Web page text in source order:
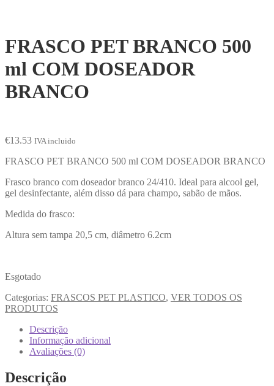
FRASCO PET BRANCO 500
ml COM DOSEADOR
BRANCO
€13.53 IVA incluido
FRASCO PET BRANCO 500 ml COM DOSEADOR BRANCO
Frasco branco com doseador branco 24/410. Ideal para alcool gel,
gel desinfectante, além disso dá para champo, sabão de mãos.
Medida do frasco:
Altura sem tampa 20,5 cm, diâmetro 6.2cm
Esgotado
Categorias: FRASCOS PET PLASTICO, VER TODOS OS
PRODUTOS
Descrição
Informação adicional
Avaliações (0)
Descrição